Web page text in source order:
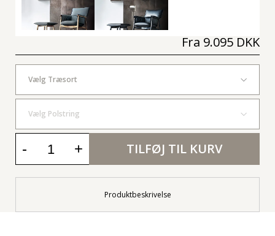
Fra 9.095 DKK
Vælg Træsort
Vælg Polstring
- + TILFØJ TIL KURV
Produktbeskrivelse